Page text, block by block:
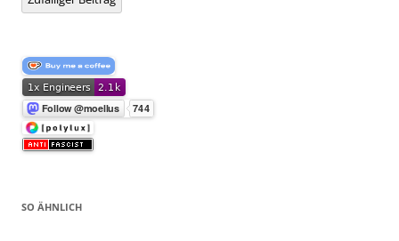
SO ÄHNLICH